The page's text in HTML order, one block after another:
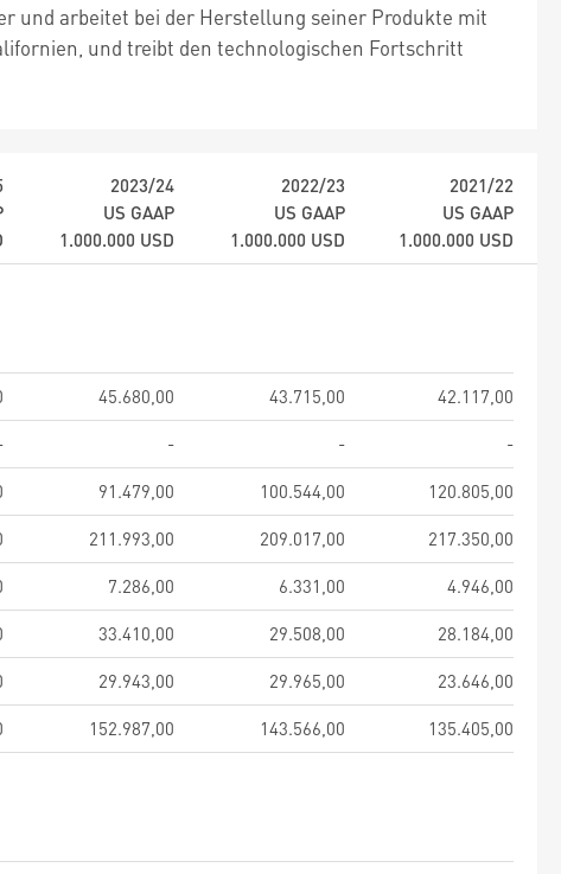
und arbeitet bei der Herstellung seiner Produkte mit
und treibt den technologischen Fortschritt
2023/24
US GAAP
1.000.000 USD
2022/23
US GAAP
1.000.000 USD
2021/22
US GAAP
1.000.000 USD
45.680,00 43.715,00
42.117,00
- -
-
91.479,00 100.544,00
120.805,00
211.993,00 209.017,00
217.350,00
7.286,00 6.331,00
4.946,00
33.410,00 29.508,00
28.184,00
29.943,00 29.965,00
23.646,00
152.987,00 143.566,00 135.405,00